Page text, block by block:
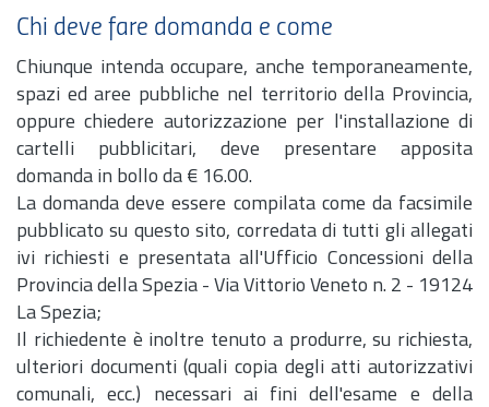
Chi deve fare domanda e come
Chiunque intenda occupare, anche temporaneamente,
spazi ed aree pubbliche nel territorio della Provincia,
oppure chiedere autorizzazione per l'installazione di
cartelli pubblicitari, deve presentare apposita
domanda in bollo da € 16.00.
La domanda deve essere compilata come da facsimile
pubblicato su questo sito, corredata di tutti gli allegati
ivi richiesti e presentata all'Ufficio Concessioni della
Provincia della Spezia - Via Vittorio Veneto n. 2 - 19124
La Spezia;
Il richiedente è inoltre tenuto a produrre, su richiesta,
ulteriori documenti (quali copia degli atti autorizzativi
comunali,ecc.) necessari ai fini dell'esame e della